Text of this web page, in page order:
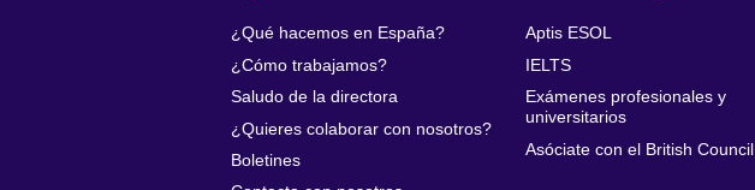
¿Qué hacemos en España?
¿Cómo trabajamos?
Saludo de la directora
¿Quieres colaborar con nosotros?
Boletines
Aptis ESOL
IELTS
Exámenes profesionales y
universitarios
Asóciate con el British Council